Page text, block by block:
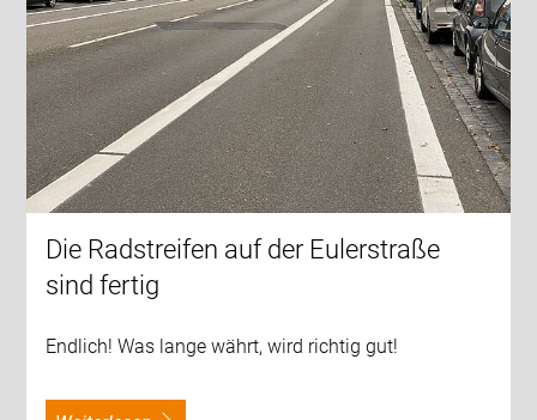
Die Radstreifen auf der Eulerstraße
sind fertig
Endlich! Was lange währt, wird richtig gut!